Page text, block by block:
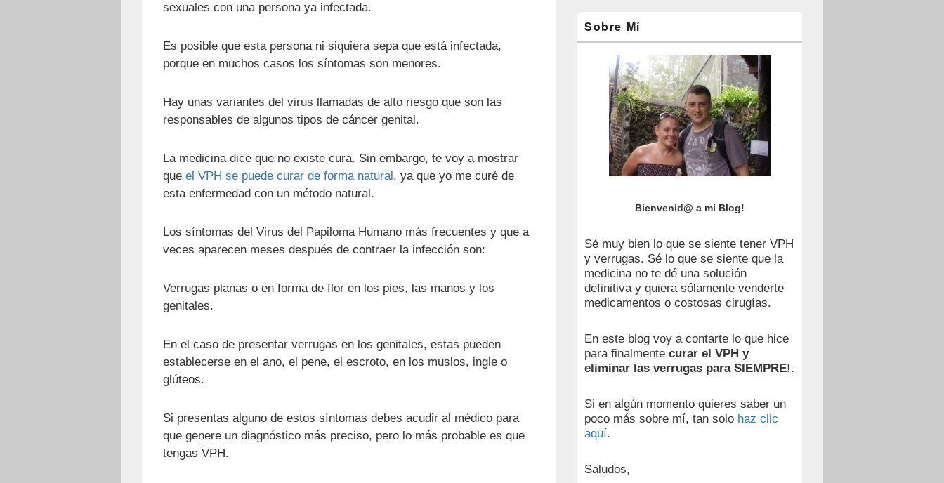
sexuales con una persona ya infectada.
Es posible que esta persona ni siquiera sepa que está infectada,
porque en muchos casos los síntomas son menores.
Hay unas variantes del virus llamadas de alto riesgo que son las
responsables de algunos tipos de cáncer genital.
La medicina dice que no existe cura. Sin embargo, te voy a mostrar
que el VPH se puede curar de forma natural , ya que yo me curé de
esta enfermedad con un método natural.
Los síntomas del Virus del Papiloma Humano más frecuentes y que a
veces aparecen meses después de contraer la infección son:
Verrugas planas o en forma de flor en los pies, las manos y los
genitales.
En el caso de presentar verrugas en los genitales, estas pueden
establecerse en el ano, el pene, el escroto, en los muslos, ingle o
glúteos.
Si presentas alguno de estos síntomas debes acudir al médico para
que genere un diagnóstico más preciso, pero lo más probable es que
tengas VPH.
Sobre Mí
Bienvenid@ a mi Blog!
Sé muy bien lo que se siente tener VPH
y verrugas. Sé lo que se siente que la
medicina no te dé una solución
definitiva y quiera sólamente venderte
medicamentos o costosas cirugías.
En este blog voy a contarte lo que hice
para finalmente curar el VPH y
eliminar las verrugas para SIEMPRE!.
Si en algún momento quieres saber un
poco más sobre mí, tan solo haz clic
aquí.
Saludos,